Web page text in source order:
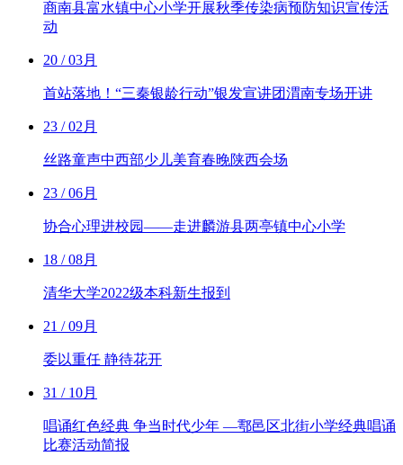
商南县富水镇中心小学开展秋季传染病预防知识宣传活
动
20 / 03月
首站落地！“三秦银龄行动”银发宣讲团渭南专场开讲
23 / 02月
丝路童声中西部少儿美育春晚陕西会场
23 / 06月
协合心理进校园——走进麟游县两亭镇中心小学
18 / 08月
清华大学2022级本科新生报到
21 / 09月
委以重任 静待花开
31 / 10月
唱诵红色经典 争当时代少年 —鄠邑区北街小学经典唱诵
比赛活动简报